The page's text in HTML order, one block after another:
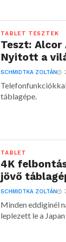
TABLET TESZTEK
Teszt: Alcor
Nyitott a
SCHMIDTKA ZOLTÁN
táblagépe.
TABLET
4K
jövő
SCHMIDTKA ZOLTÁN
Minden eddiginél
leplezett le a